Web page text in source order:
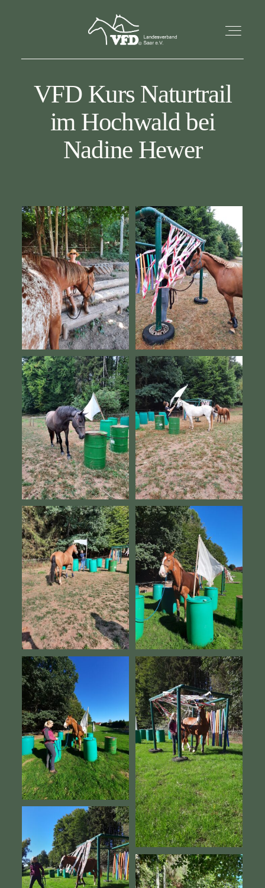
STARTSEITE
AKTUELLES
TERMINE
KONTAKT
BUNDESSEITE
MITGLIEDERBEREICH
VFD Kurs Naturtrail
im Hochwald bei
Nadine Hewer